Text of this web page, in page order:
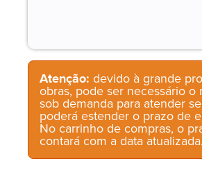
Atenção: devido à grande
obras, pode ser necessário
sob demanda para atender
poderá estender o prazo de
No carrinho de compras, o
contará com a data atualizada.